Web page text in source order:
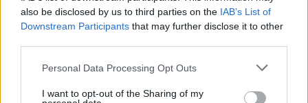
also be disclosed by us to third parties on the IAB’s List of
Downstream Participants that may further disclose it to other
Personal Data Processing Opt Outs
I want to opt-out of the Sharing of my
Il est important de noter qu’un même comportement à
l’âge adulte peut avoir des causes très différentes.
Inversement, des événements similaires vécus dans